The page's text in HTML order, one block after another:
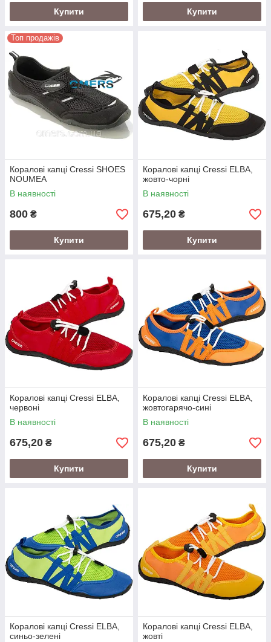
Купити Купити
Топ продажів
Коралові капці Cressi SHOES
NOUMEA
В наявності
800 ₴
Купити
Коралові капці Cressi ELBA,
жовто-чорні
В наявності
675,20 ₴
Купити
Коралові капці Cressi ELBA,
червоні
В наявності
675,20 ₴
Купити
Коралові капці Cressi ELBA,
жовтогарячо-сині
В наявності
675,20 ₴
Купити
Коралові капці Cressi ELBA,
синьо-зелені
Коралові капці Cressi ELBA,
жовті